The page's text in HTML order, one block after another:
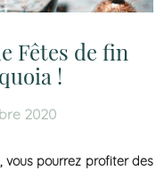
Fêtes de fin
!
2020
vous pourrez profiter des